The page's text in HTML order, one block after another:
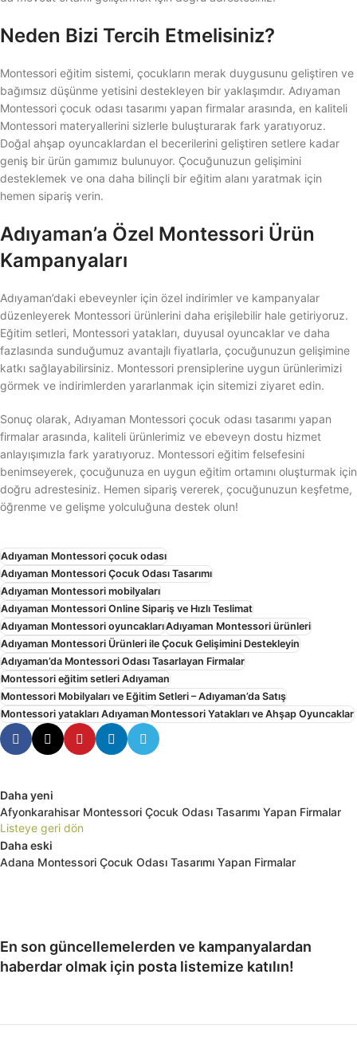
Neden Bizi Tercih Etmelisiniz?
Montessori eğitim sistemi, çocukların merak duygusunu geliştiren ve
bağımsız düşünme yetisini destekleyen bir yaklaşımdır. Adıyaman
Montessori çocuk odası tasarımı yapan firmalar arasında, en kaliteli
Montessori materyallerini sizlerle buluşturarak fark yaratıyoruz.
Doğal ahşap oyuncaklardan el becerilerini geliştiren setlere kadar
geniş bir ürün gamımız bulunuyor. Çocuğunuzun gelişimini
desteklemek ve ona daha bilinçli bir eğitim alanı yaratmak için
hemen sipariş verin.
Adıyaman’a Özel Montessori Ürün
Kampanyaları
Adıyaman’daki ebeveynler için özel indirimler ve kampanyalar
düzenleyerek Montessori ürünlerini daha erişilebilir hale getiriyoruz.
Eğitim setleri, Montessori yatakları, duyusal oyuncaklar ve daha
fazlasında sunduğumuz avantajlı fiyatlarla, çocuğunuzun gelişimine
katkı sağlayabilirsiniz. Montessori prensiplerine uygun ürünlerimizi
görmek ve indirimlerden yararlanmak için sitemizi ziyaret edin.
Sonuç olarak, Adıyaman Montessori çocuk odası tasarımı yapan
firmalar arasında, kaliteli ürünlerimiz ve ebeveyn dostu hizmet
anlayışımızla fark yaratıyoruz. Montessori eğitim felsefesini
benimseyerek, çocuğunuza en uygun eğitim ortamını oluşturmak için
doğru adrestesiniz. Hemen sipariş vererek, çocuğunuzun keşfetme,
öğrenme ve gelişme yolculuğuna destek olun!
Adıyaman Montessori çocuk odası
Adıyaman Montessori Çocuk Odası Tasarımı
Adıyaman Montessori mobilyaları
Adıyaman Montessori Online Sipariş ve Hızlı Teslimat
Adıyaman Montessori oyuncaklarıAdıyaman Montessori ürünleri
Adıyaman Montessori Ürünleri ile Çocuk Gelişimini Destekleyin
Adıyaman’da Montessori Odası Tasarlayan Firmalar
Montessori eğitim setleri Adıyaman
Montessori Mobilyaları ve Eğitim Setleri – Adıyaman’da Satış
Montessori yatakları Adıyaman Montessori Yatakları ve Ahşap Oyuncaklar
Daha yeni
Afyonkarahisar Montessori Çocuk Odası Tasarımı Yapan Firmalar
Listeye geri dön
Daha eski
Adana Montessori Çocuk Odası Tasarımı Yapan Firmalar
En son güncellemelerden ve kampanyalardan
haberdar olmak için posta listemize katılın!